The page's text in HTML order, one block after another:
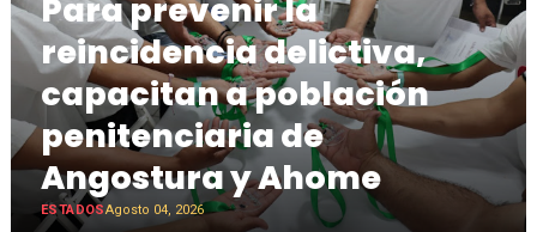
Para prevenir la
reincidencia delictiva,
capacitan a población
penitenciaria de
Angostura y Ahome
ESTADOSAgosto 04, 2026